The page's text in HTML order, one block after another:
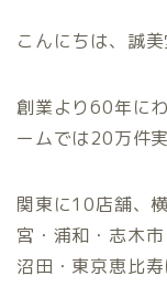
こんにちは、誠
創業より60年に
ームでは20万件
関東に10店舗、
宮・浦和・志木
沼田・東京恵比